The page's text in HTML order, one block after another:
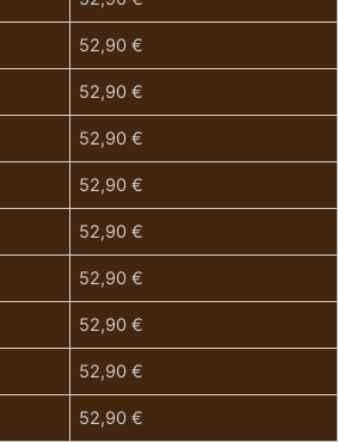
52,90 €
52,90 €
52,90 €
52,90 €
52,90 €
52,90 €
52,90 €
52,90 €
52,90 €